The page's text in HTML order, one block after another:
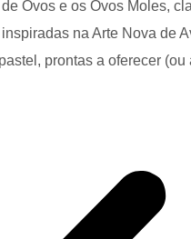
Ovos e os Ovos Moles,
na Arte Nova de
prontas a oferecer (ou